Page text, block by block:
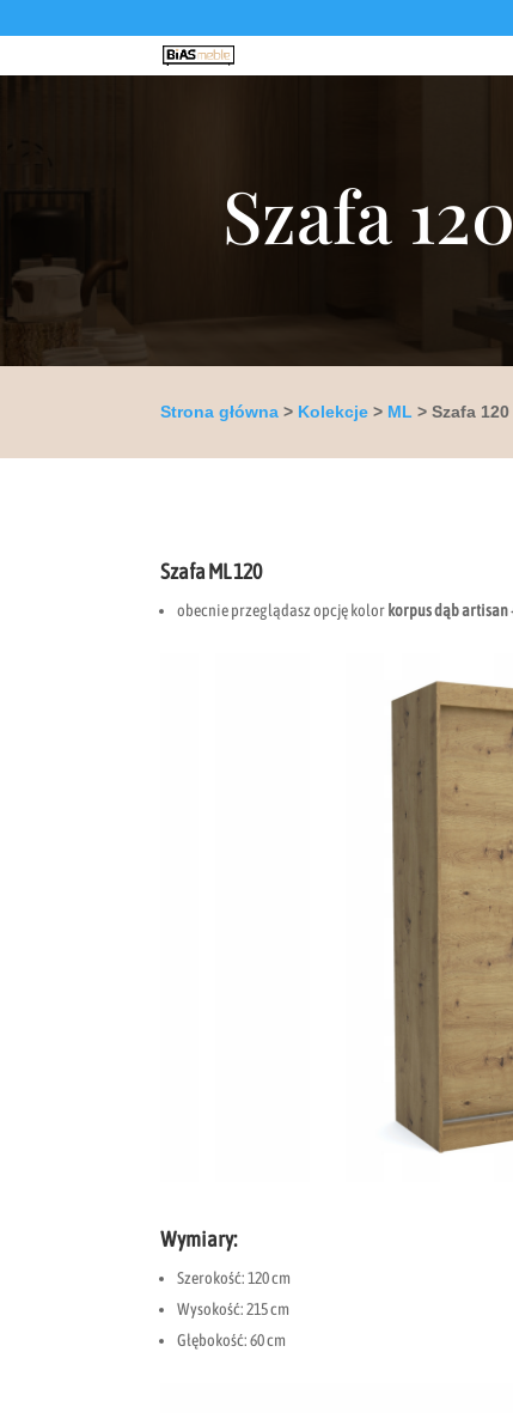
Szafa
Strona główna > Kolekcje > ML > Szafa
Szafa ML 120
obecnie przeglądasz opcję kolor korpus dąb
Wymiary:
Szerokość: 120 cm
Wysokość: 215 cm
Głębokość: 60 cm